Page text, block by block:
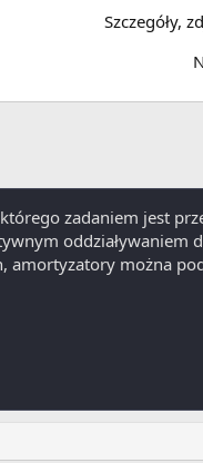
Szczegóły,
zadaniem jest
oddziaływaniem
amortyzatory można